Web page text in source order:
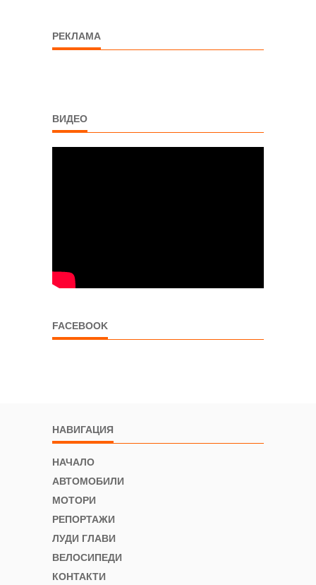
РЕКЛАМА
ВИДЕО
FACEBOOK
НАВИГАЦИЯ
НАЧАЛО
АВТОМОБИЛИ
МОТОРИ
РЕПОРТАЖИ
ЛУДИ ГЛАВИ
ВЕЛОСИПЕДИ
КОНТАКТИ